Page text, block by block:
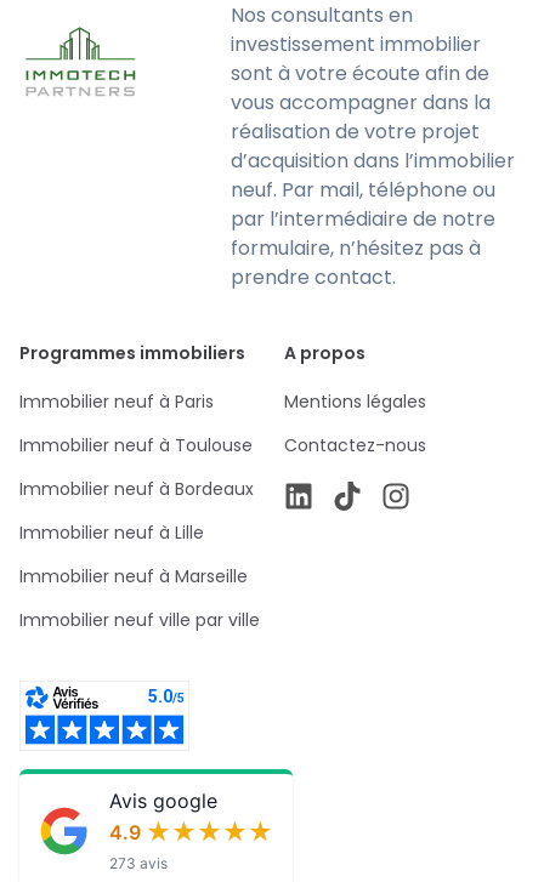
Nos consultants en
investissement immobilier
sont à votre écoute afin de
vous accompagner dans la
réalisation de votre projet
d’acquisition dans l’immobilier
neuf. Par mail, téléphone ou
par l’intermédiaire de notre
formulaire, n’hésitez pas à
prendre contact.
Programmes immobiliers
Immobilier neuf à Paris
Immobilier neuf à Toulouse
Immobilier neuf à Bordeaux
Immobilier neuf à Lille
Immobilier neuf à Marseille
Immobilier neuf ville par ville
A propos
Mentions légales
Contactez-nous
Avis google
4.9 ★★★★★
★★★★★
273 avis